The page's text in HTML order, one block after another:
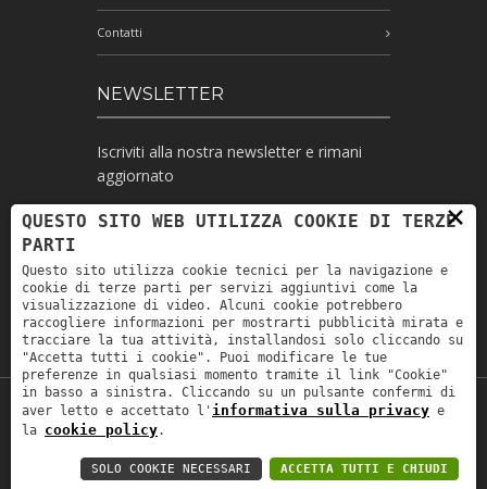
Contatti
NEWSLETTER
Iscriviti alla nostra newsletter e rimani
aggiornato
Ho letto l'informativa e autorizzo il
trattamento dei miei dati personali per le
finalità ivi indicate *
Copyright © 2019Astrolabio. P.IVA:
Privacy policy-Privacy policy B2B -Area
×
QUESTO SITO WEB UTILIZZA COOKIE DI TERZE
PARTI
Questo sito utilizza cookie tecnici per la navigazione e
cookie di terze parti per servizi aggiuntivi come la
visualizzazione di video. Alcuni cookie potrebbero
raccogliere informazioni per mostrarti pubblicità mirata e
tracciare la tua attività, installandosi solo cliccando su
"Accetta tutti i cookie". Puoi modificare le tue
preferenze in qualsiasi momento tramite il link "Cookie"
in basso a sinistra. Cliccando su un pulsante confermi di
aver letto e accettato l' informativa sulla privacy e
la cookie policy.
ACCETTA TUTTI E CHIUDI
SOLO COOKIE NECESSARI